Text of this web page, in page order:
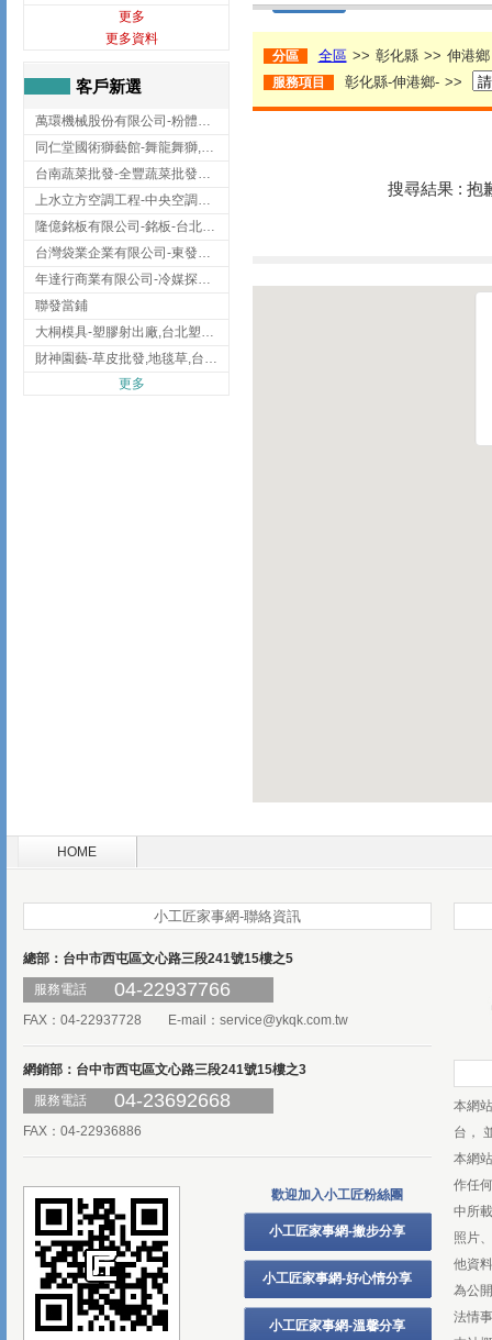
更多
更多資料
客戶新選
萬環機械股份有限公司-粉體塗裝設備,輸送機,輸送機設備,台南輸送機
同仁堂國術獅藝館-舞龍舞獅,台中舞龍舞獅
台南蔬菜批發-全豐蔬菜批發專送/台南蔬菜箱宅配到府
上水立方空調工程-中央空調規劃,台北中央空調規劃
隆億銘板有限公司-銘板-台北銘板-板橋銘板
台灣袋業企業有限公司-東發企業社/台中太空袋/太空包
年達行商業有限公司-冷媒探漏儀,壓力錶組,真空泵浦,台北冷凍空調材料
聯發當鋪
大桐模具-塑膠射出廠,台北塑膠射出廠
財神園藝-草皮批發,地毯草,台北草,彰化地毯草,彰化台北草
更多
分區 全區 >> 彰化縣 >> 伸港鄉
服務項目 彰化縣-伸港鄉- >>
搜尋結果 : 抱
HOME
小工匠家事網-聯絡資訊
總部：台中市西屯區文心路三段241號15樓之5
服務電話
04-22937766
FAX：04-22937728 E-mail： service@ykqk.com.tw
網銷部：台中市西屯區文心路三段241號15樓之3
服務電話
04-23692668
FAX：04-22936886
歡迎加入小工匠粉絲團
小工匠家事網-撇步分享
小工匠家事網-好心情分享
小工匠家事網-溫馨分享
本網
台，
本網
作任
中所
照片
他資
為公
法情